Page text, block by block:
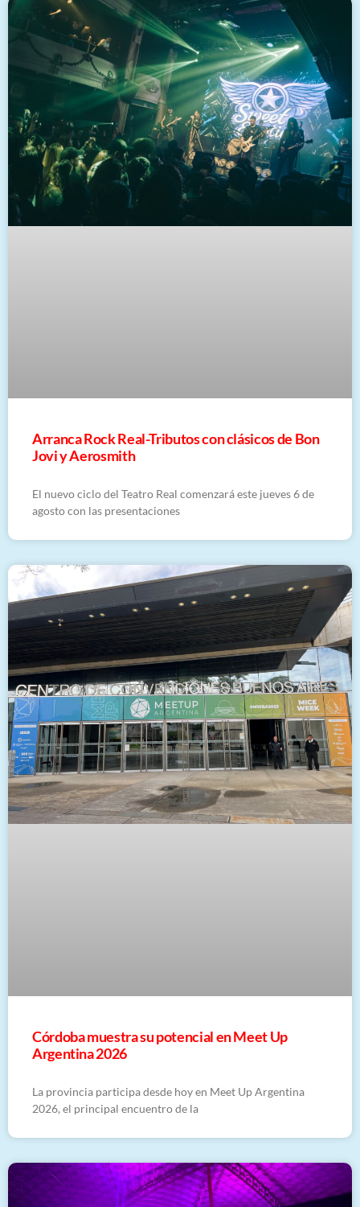
Arranca Rock Real-Tributos con clásicos de Bon
Jovi y Aerosmith
El nuevo ciclo del Teatro Real comenzará este jueves 6 de
agosto con las presentaciones
Córdoba muestra su potencial en Meet Up
Argentina 2026
La provincia participa desde hoy en Meet Up Argentina
2026, el principal encuentro de la